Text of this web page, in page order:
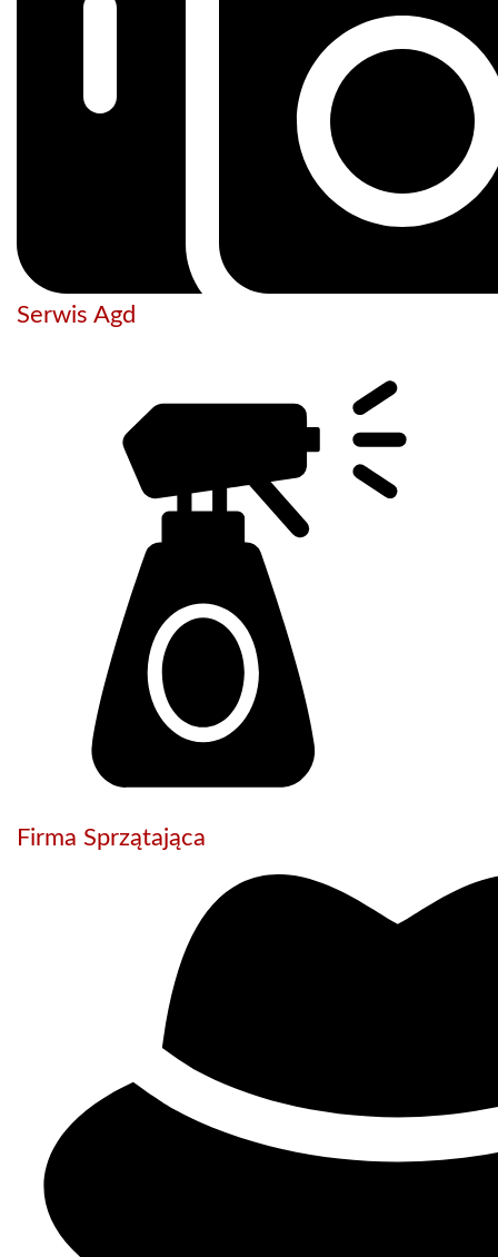
Serwis Agd
Firma Sprzątająca